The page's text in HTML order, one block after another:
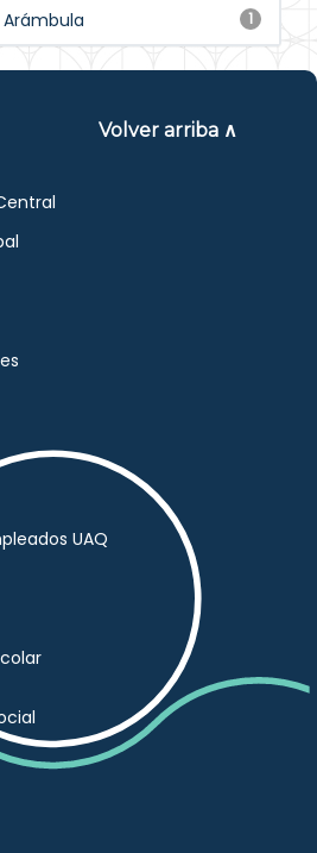
1
Arámbula
Volver arriba ∧
UAQ